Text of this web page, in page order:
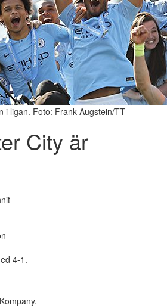
i ligan. Foto: Frank Augstein/TT
City är
4-1.